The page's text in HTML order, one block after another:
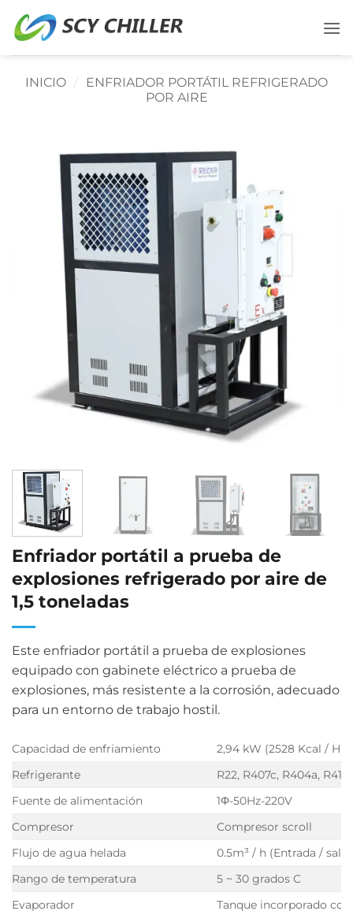
INICIO / ENFRIADOR PORTÁTIL REFRIGERADO
POR AIRE
Enfriador portátil a prueba de
explosiones refrigerado por aire de
1,5 toneladas
Este enfriador portátil a prueba de explosiones
equipado con gabinete eléctrico a prueba de
explosiones, más resistente a la corrosión, adecuado
para un entorno de trabajo hostil.
Capacidad de enfriamiento
2,94 kW (2528 Kcal / H)
Refrigerante
R22, R407c, R404a,
Fuente de alimentación
1Φ-50Hz-220V
Compresor
Compresor scroll
Flujo de agua helada
0.5m³ / h (Entrada /
Rango de temperatura
5 ~ 30 grados C
Evaporador
Tanque incorporado